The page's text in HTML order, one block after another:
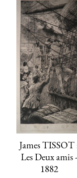
ACHATS
James TISSOT
Les Deux amis -
1882